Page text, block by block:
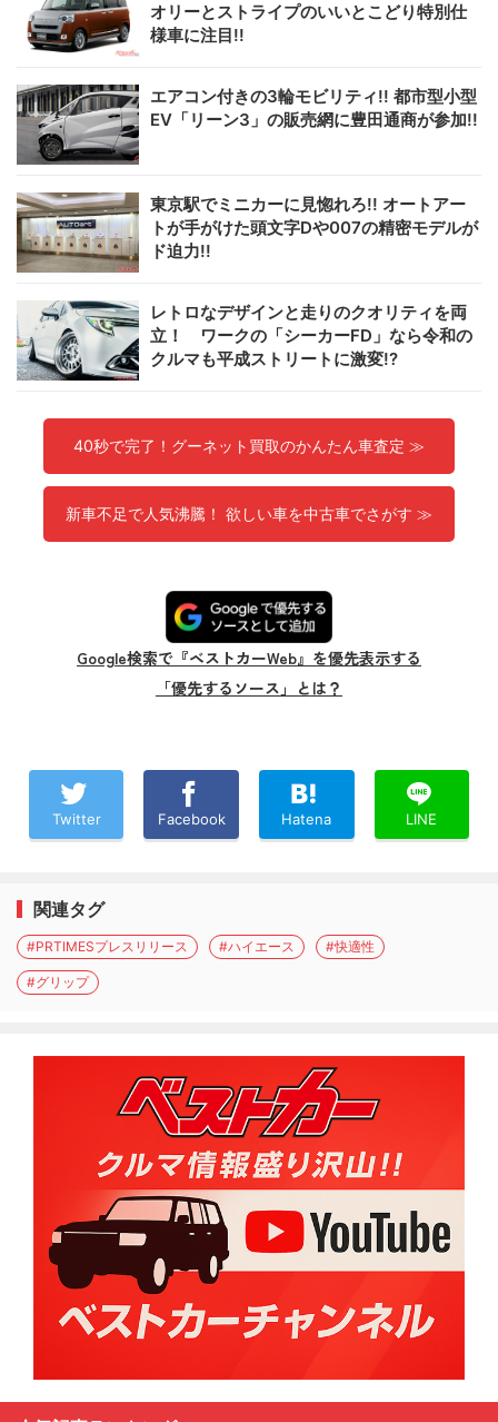
オリーとストライプのいいとこどり特別仕
様車に注目!!
エアコン付きの3輪モビリティ!! 都市型小型
EV「リーン3」の販売網に豊田通商が参加!!
東京駅でミニカーに見惚れろ!! オートアー
トが手がけた頭文字Dや007の精密モデルが
ド迫力!!
レトロなデザインと走りのクオリティを両
立！ ワークの「シーカーFD」なら令和の
クルマも平成ストリートに激変!?
40秒で完了！グーネット買取のかんたん車査定 ≫
新車不足で人気沸騰！ 欲しい車を中古車でさがす ≫
Google検索で『ベストカーWeb』を優先表示する
「優先するソース」とは？
Twitter Facebook Hatena LINE
関連タグ
#PRTIMESプレスリリース #ハイエース #快適性
#グリップ